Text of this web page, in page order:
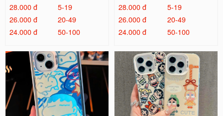
28.000 đ
5-19
26.000 đ
20-49
24.000 đ
50-100
28.000 đ
5-19
26.000 đ
20-49
24.000 đ
50-100